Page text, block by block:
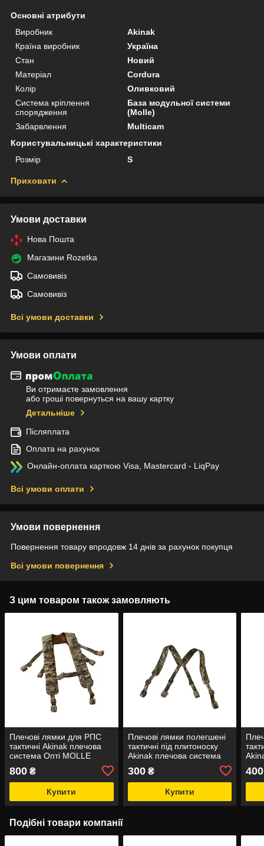
Основні атрибути
Виробник
Akinak
Країна виробник
Україна
Стан
Новий
Матеріал
Cordura
Колір
Оливковий
Система кріплення
спорядження
База модульної системи
(Molle)
Забарвлення
Multicam
Користувальницькі характеристики
Розмір
S
Приховати
Умови доставки
Нова Пошта
Магазини Rozetka
Самовивіз
Самовивіз
Всі умови доставки
Умови оплати
Ви отримаєте замовлення
або гроші повернуться на вашу картку
Детальніше
Післяплата
Оплата на рахунок
Онлайн-оплата карткою Visa, Mastercard - LiqPay
Всі умови оплати
Умови повернення
Повернення товару впродовж 14 днів за рахунок покупця
Всі умови повернення
З цим товаром також замовляють
Плечові лямки для РПС
тактичні Akinak плечова
система Опті MOLLE
800 ₴
Купити
Плечові лямки полегшені
тактичні під плитоноску
Akinak плечова система
300₴
Купити
400
Подібні товари компанії